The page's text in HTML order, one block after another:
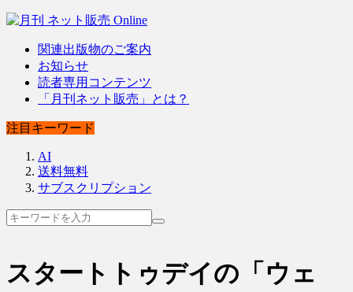
関連出版物のご案内
お知らせ
読者専用コンテンツ
「月刊ネット販売」とは？
注目キーワード
AI
送料無料
サブスクリプション
スタートトゥデイの「ウェ